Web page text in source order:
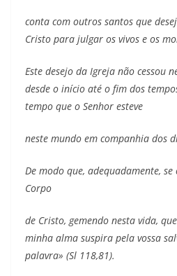
conta com outros santos que
Cristo para julgar os vivos e os
Este desejo da Igreja não cessou
desde o início até o fim dos
tempo que o Senhor esteve
neste mundo em companhia dos
De modo que, adequadamente,
Corpo
de Cristo, gemendo nesta vida,
minha alma suspira pela vossa
palavra» (Sl 118,81).